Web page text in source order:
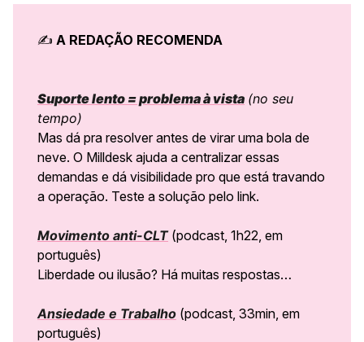
✍️ A REDAÇÃO RECOMENDA
Suporte lento = problema à vista (no seu
tempo)
Mas dá pra resolver antes de virar uma bola de
neve. O Milldesk ajuda a centralizar essas
demandas e dá visibilidade pro que está travando
a operação. Teste a solução pelo link.
Movimento anti-CLT(podcast, 1h22, em
português)
Liberdade ou ilusão? Há muitas respostas…
Ansiedade e Trabalho (podcast, 33min, em
português)